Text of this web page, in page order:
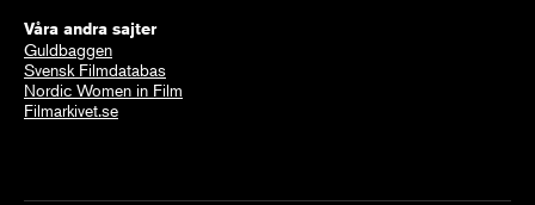
Våra andra sajter
Guldbaggen
Svensk Filmdatabas
Nordic Women in Film
Filmarkivet.se